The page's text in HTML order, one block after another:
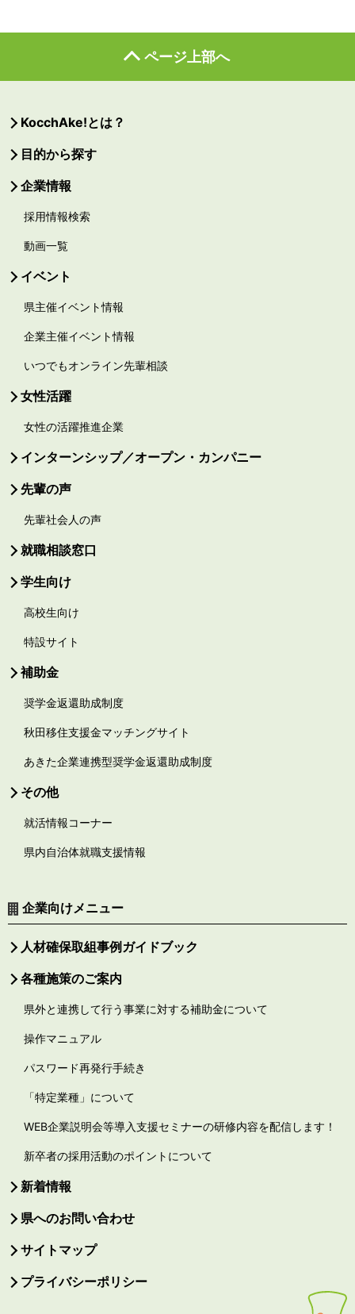
ページ上部へ
KocchAke!とは？
目的から探す
企業情報
採用情報検索
動画一覧
イベント
県主催イベント情報
企業主催イベント情報
いつでもオンライン先輩相談
女性活躍
女性の活躍推進企業
インターンシップ／オープン・カンパニー
先輩の声
先輩社会人の声
就職相談窓口
学生向け
高校生向け
特設サイト
補助金
奨学金返還助成制度
秋田移住支援金マッチングサイト
あきた企業連携型奨学金返還助成制度
その他
就活情報コーナー
県内自治体就職支援情報
企業向けメニュー
人材確保取組事例ガイドブック
各種施策のご案内
県外と連携して行う事業に対する補助金について
操作マニュアル
パスワード再発行手続き
「特定業種」について
WEB企業説明会等導入支援セミナーの研修内容を配信します！
新卒者の採用活動のポイントについて
新着情報
県へのお問い合わせ
サイトマップ
プライバシーポリシー